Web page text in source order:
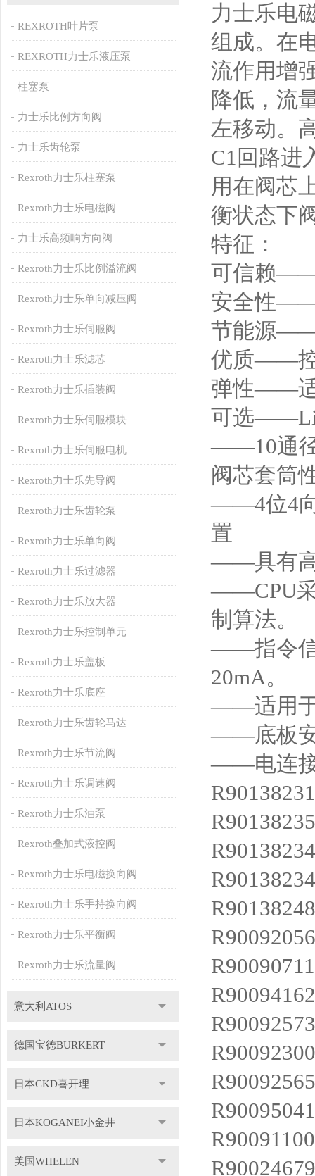
REXROTH叶片泵
REXROTH力士乐液压泵
柱塞泵
力士乐比例方向阀
力士乐齿轮泵
Rexroth力士乐柱塞泵
Rexroth力士乐电磁阀
力士乐高频响方向阀
Rexroth力士乐比例溢流阀
Rexroth力士乐单向减压阀
Rexroth力士乐伺服阀
Rexroth力士乐滤芯
Rexroth力士乐插装阀
Rexroth力士乐伺服模块
Rexroth力士乐伺服电机
Rexroth力士乐先导阀
Rexroth力士乐齿轮泵
Rexroth力士乐单向阀
Rexroth力士乐过滤器
Rexroth力士乐放大器
Rexroth力士乐控制单元
Rexroth力士乐盖板
Rexroth力士乐底座
Rexroth力士乐齿轮马达
Rexroth力士乐节流阀
Rexroth力士乐调速阀
Rexroth力士乐油泵
Rexroth叠加式液控阀
Rexroth力士乐电磁换向阀
Rexroth力士乐手持换向阀
Rexroth力士乐平衡阀
Rexroth力士乐流量阀
意大利ATOS
德国宝德BURKERT
日本CKD喜开理
日本KOGANEI小金井
美国WHELEN
力士乐电
组成。在
流作用增
降低，流
左移动。
C1回路进
用在阀芯
衡状态下
特征：
可信赖——
安全性——
节能源——
优质——控
弹性——适
可选
——10通径
阀芯套筒
——4位4向
置
——具有高
——CPU采
制算法。
——指令信
20mA。
——适用于
——底板安
——电连接